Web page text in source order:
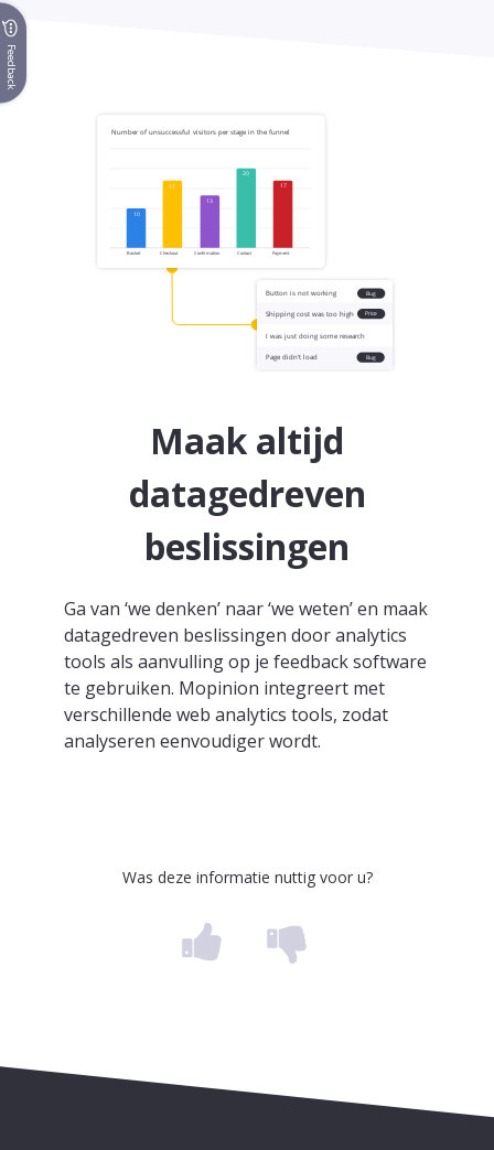
Maak altijd
datagedreven
beslissingen
Ga van ‘we denken’ naar ‘we weten’ en maak
datagedreven beslissingen door analytics
tools als aanvulling op je feedback software
te gebruiken. Mopinion integreert met
verschillende web analytics tools, zodat
analyseren eenvoudiger wordt.
Was deze informatie nuttig voor u?
Feedback